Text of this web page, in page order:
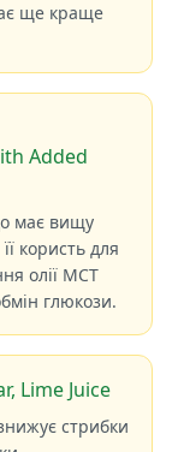
ще краще
Added
має вищу
користь для
олії MCT
глюкози.
Lime Juice
стрибки